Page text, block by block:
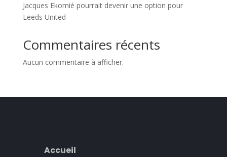
Jacques Ekomié pourrait devenir une option pour
Leeds United
Commentaires récents
Aucun commentaire à afficher.
Accueil